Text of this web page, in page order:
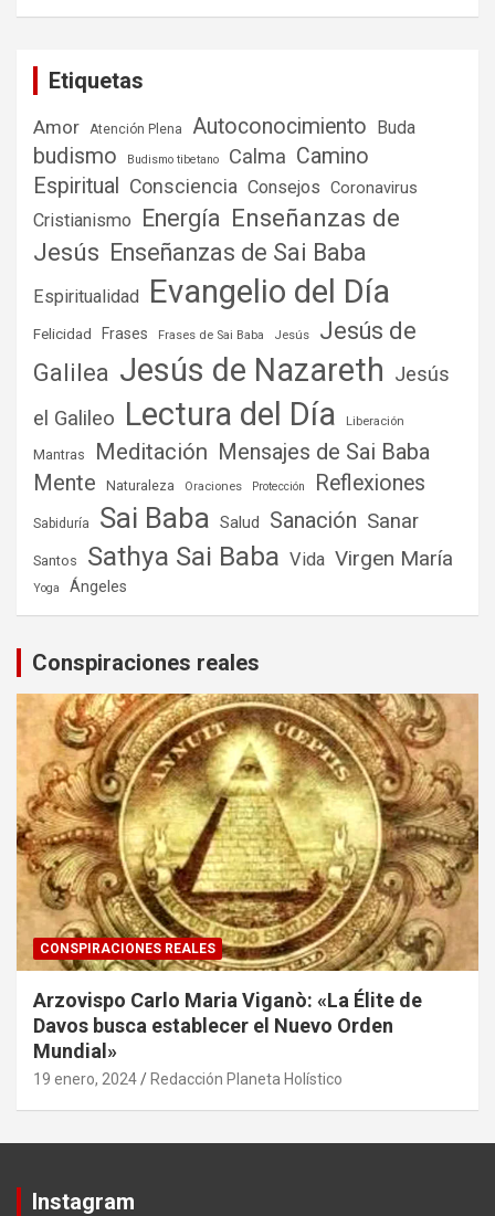
Etiquetas
Amor Atención Plena Autoconocimiento Buda
budismo Budismo tibetano Calma Camino
Espiritual
Consciencia Consejos Coronavirus
Cristianismo Energía Enseñanzas de
Jesús Enseñanzas de Sai Baba
Espiritualidad Evangelio del Día
Felicidad Frases Frases de Sai Baba Jesús
Jesús de
Galilea Jesús de Nazareth Jesús
el Galileo Lectura del Día Liberación
Mantras Meditación Mensajes de Sai Baba
Mente
Naturaleza Oraciones Protección Reflexiones
Sabiduría Sai Baba Salud Sanación Sanar
Santos Sathya Sai Baba Vida Virgen María
Yoga Ángeles
Conspiraciones reales
CONSPIRACIONES REALES
Arzovispo Carlo Maria Viganò: «La Élite de
Davos busca establecer el Nuevo Orden
Mundial»
19 enero, 2024 Redacción Planeta Holístico
Instagram